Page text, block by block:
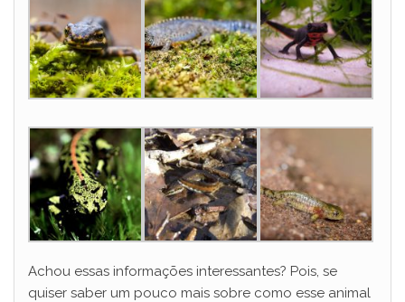
Achou essas informações interessantes? Pois, se
quiser saber um pouco mais sobre como esse animal